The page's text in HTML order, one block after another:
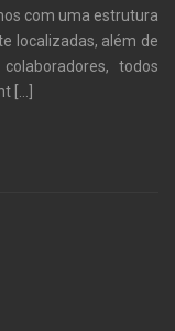
com uma estrutura
localizadas, além de
todos
[...]